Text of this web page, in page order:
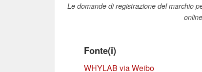
Le domande di registrazione del marchio
Fonte(i)
WHYLAB via Weibo